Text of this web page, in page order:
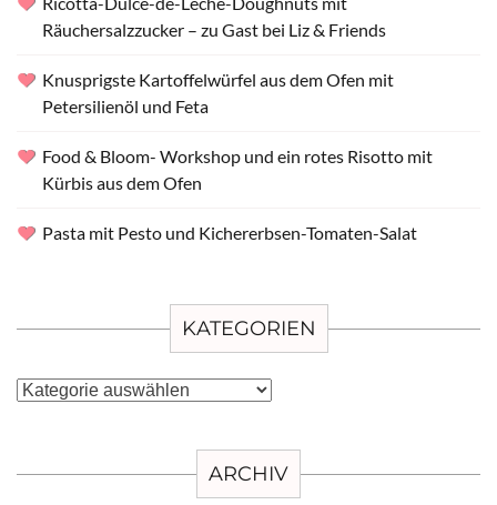
Räuchersalzzucker – zu Gast bei Liz & Friends
Knusprigste Kartoffelwürfel aus dem Ofen mit
Petersilienöl und Feta
Food & Bloom- Workshop und ein rotes Risotto mit
Kürbis aus dem Ofen
Pasta mit Pesto und Kichererbsen-Tomaten-Salat
KATEGORIEN
Kategorien
ARCHIV